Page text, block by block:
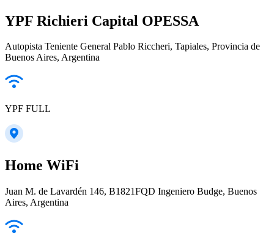
YPF Richieri Capital OPESSA
Autopista Teniente General Pablo Riccheri, Tapiales, Provincia de
Buenos Aires, Argentina
YPF FULL
Home WiFi
Juan M. de Lavardén 146, B1821FQD Ingeniero Budge, Buenos
Aires, Argentina